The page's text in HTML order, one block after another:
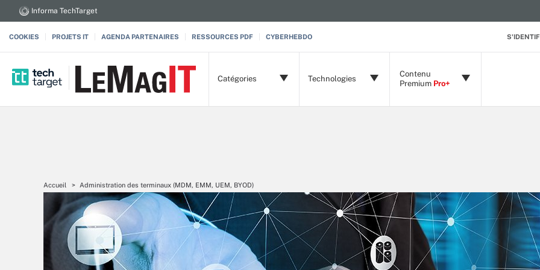
Informa TechTarget
COOKIES PROJETS IT AGENDA PARTENAIRES RESSOURCES PDF CYBERHEBDO
Catégories Technologies
Contenu
Premium Pro+
Accueil Administration des terminaux (MDM, EMM, UEM, BYOD)